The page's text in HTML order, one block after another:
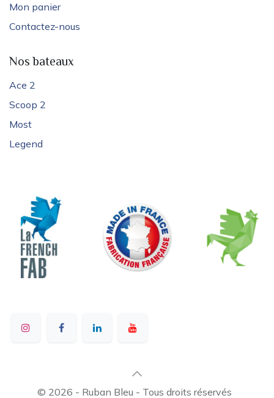
Mon panier
Contactez-nous
Nos bateaux
Ace 2
Scoop 2
Most
Legend
© 2026 - Ruban Bleu - Tous droits réservés